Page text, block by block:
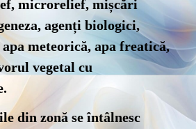
microrelief, mișcări
agenți biologici,
meteorică, apa freatică,
vegetal cu
zonă se întâlnesc